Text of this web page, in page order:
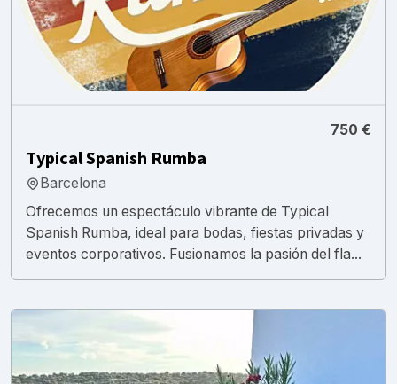
750 €
Typical Spanish Rumba
Barcelona
Ofrecemos un espectáculo vibrante de Typical
Spanish Rumba, ideal para bodas, fiestas privadas y
eventos corporativos. Fusionamos la pasión del fla...